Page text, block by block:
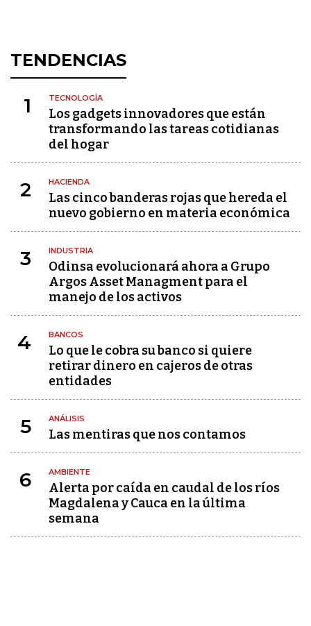
TENDENCIAS
1 TECNOLOGÍA
Los gadgets innovadores que están
transformando las tareas cotidianas
del hogar
2 HACIENDA
Las cinco banderas rojas que hereda el
nuevo gobierno en materia económica
3 INDUSTRIA
Odinsa evolucionará ahora a Grupo
Argos Asset Managment para el
manejo de los activos
4 BANCOS
Lo que le cobra su banco si quiere
retirar dinero en cajeros de otras
entidades
5 ANÁLISIS
Las mentiras que nos contamos
6 AMBIENTE
Alerta por caída en caudal de los ríos
Magdalena y Cauca en la última
semana